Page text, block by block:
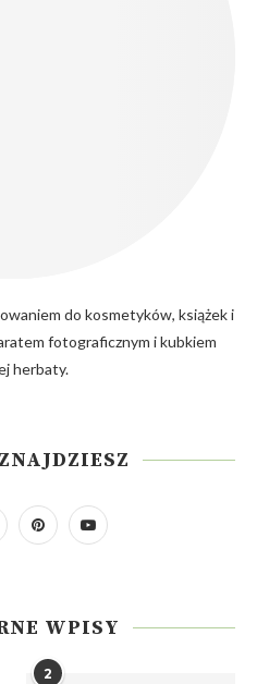
do kosmetyków, książek i
fotograficznym i kubkiem
herbaty.
WPISY
2